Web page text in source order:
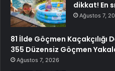
dikkat! En
Ağustos 7,
81 İlde Göçmen
355 Düzensiz Göçmen
Ağustos 7, 2026